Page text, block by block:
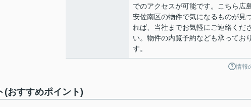
でのアクセスが可能です。こちら広
安佐南区の物件で気になるものが見
れば、当社までお気軽にご連絡くださ
い。物件の内覧予約なども承ってお
す。
情報
(おすすめポイント)